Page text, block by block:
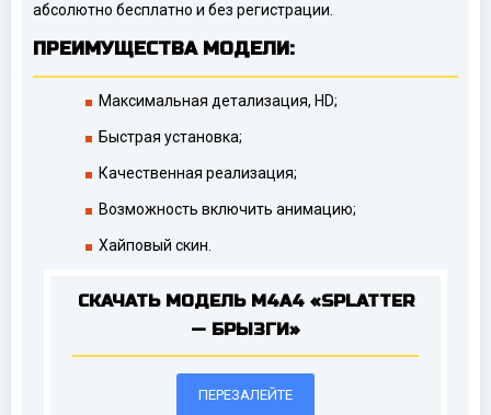
абсолютно бесплатно и без регистрации.
ПРЕИМУЩЕСТВА МОДЕЛИ:
Максимальная детализация, HD;
Быстрая установка;
Качественная реализация;
Возможность включить анимацию;
Хайповый скин.
СКАЧАТЬ МОДЕЛЬ M4A4 «SPLATTER
— БРЫЗГИ»
ПЕРЕЗАЛЕЙТЕ